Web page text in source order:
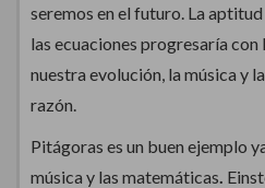
seremos en el futuro. La
las ecuaciones progresaría con
nuestra evolución, la música y
razón.
Pitágoras es un buen ejemplo
música y las matemáticas